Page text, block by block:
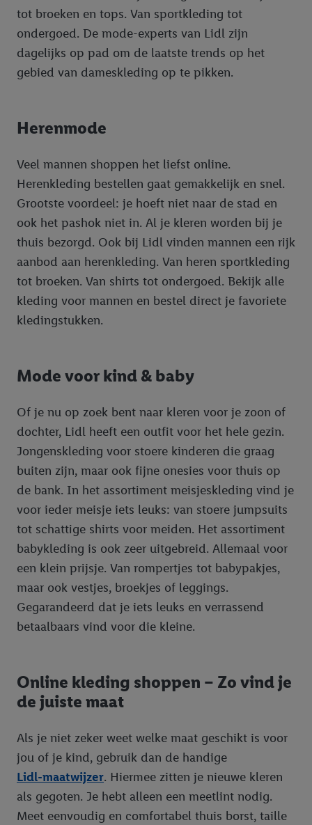
tot broeken en tops. Van sportkleding tot
ondergoed. De mode-experts van Lidl zijn
dagelijks op pad om de laatste trends op het
gebied van dameskleding op te pikken.
Herenmode
Veel mannen shoppen het liefst online.
Herenkleding bestellen gaat gemakkelijk en snel.
Grootste voordeel: je hoeft niet naar de stad en
ook het pashok niet in. Al je kleren worden bij je
thuis bezorgd. Ook bij Lidl vinden mannen een rijk
aanbod aan herenkleding. Van heren sportkleding
tot broeken. Van shirts tot ondergoed. Bekijk alle
kleding voor mannen en bestel direct je favoriete
kledingstukken.
Mode voor kind & baby
Of je nu op zoek bent naar kleren voor je zoon of
dochter, Lidl heeft een outfit voor het hele gezin.
Jongenskleding voor stoere kinderen die graag
buiten zijn, maar ook fijne onesies voor thuis op
de bank. In het assortiment meisjeskleding vind je
voor ieder meisje iets leuks: van stoere jumpsuits
tot schattige shirts voor meiden. Het assortiment
babykleding is ook zeer uitgebreid. Allemaal voor
een klein prijsje. Van rompertjes tot babypakjes,
maar ook vestjes, broekjes of leggings.
Gegarandeerd dat je iets leuks en verrassend
betaalbaars vind voor die kleine.
Online kleding shoppen – Zo vind je
de juiste maat
Als je niet zeker weet welke maat geschikt is voor
jou of je kind, gebruik dan de handige
Lidl-maatwijzer. Hiermee zitten je nieuwe kleren
als gegoten. Je hebt alleen een meetlint nodig.
Meet eenvoudig en comfortabel thuis borst, taille